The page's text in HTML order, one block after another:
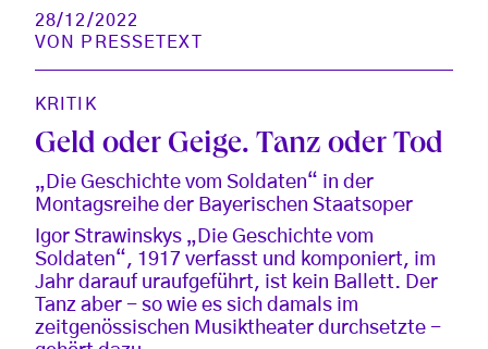
28/12/2022
VON
PRESSETEXT
KRITIK
Geld oder Geige. Tanz oder Tod
„Die Geschichte vom Soldaten“ in der
Montagsreihe der Bayerischen Staatsoper
Igor Strawinskys „Die Geschichte vom
Soldaten“, 1917 verfasst und komponiert, im
Jahr darauf uraufgeführt, ist kein Ballett. Der
Tanz aber - so wie es sich damals im
zeitgenössischen Musiktheater durchsetzte -